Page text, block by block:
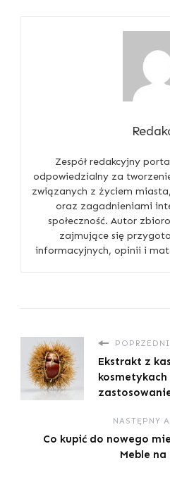
Zespół redakcyjny
odpowiedzialny za
związanych z życiem
oraz zagadnieniami
społeczność. Autor
zajmujące się
informacyjnych, opinii i
Ekstrakt z
kosmetykach
NASTĘPNY
Co kupić do nowego
Meble